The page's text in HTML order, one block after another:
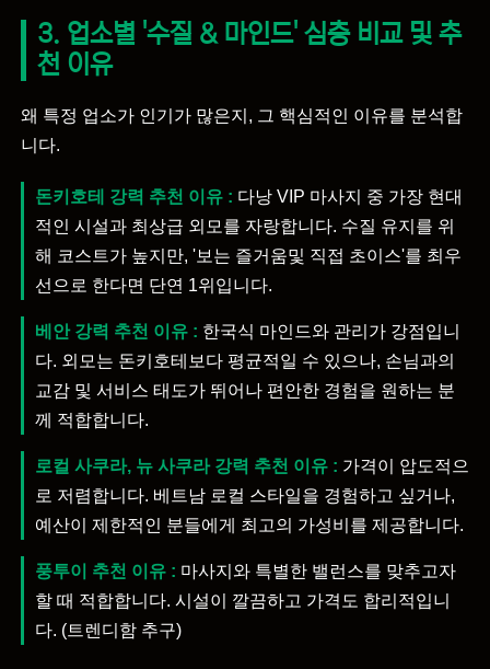
3. 업소별 '수질 & 마인드' 심층 비교 및 추
천 이유
왜 특정 업소가 인기가 많은지, 그 핵심적인 이유를 분석합
니다.
돈키호테 강력 추천 이유 : 다낭 VIP 마사지 중 가장 현대
적인 시설과 최상급 외모를 자랑합니다. 수질 유지를 위
해 코스트가 높지만, '보는 즐거움및 직접 초이스'를 최우
선으로 한다면 단연 1위입니다.
베안 강력 추천 이유 : 한국식 마인드와 관리가 강점입니
다. 외모는 돈키호테보다 평균적일 수 있으나, 손님과의
교감 및 서비스 태도가 뛰어나 편안한 경험을 원하는 분
께 적합합니다.
로컬 사쿠라, 뉴 사쿠라 강력 추천 이유 : 가격이 압도적으
로 저렴합니다. 베트남 로컬 스타일을 경험하고 싶거나,
예산이 제한적인 분들에게 최고의 가성비를 제공합니다.
풍투이 추천 이유 : 마사지와 특별한 밸런스를 맞추고자
할 때 적합합니다. 시설이 깔끔하고 가격도 합리적입니
다. (트렌디함 추구)